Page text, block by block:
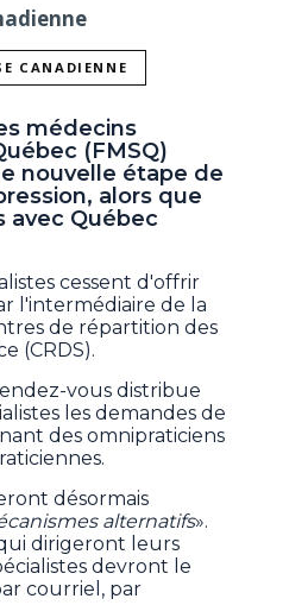
CANADIENNE
médecins
(FMSQ)
nouvelle étape de
alors que
avec Québec
cessent d'offrir
l'intermédiaire de la
de répartition des
(CRDS).
vous distribue
les demandes de
des omnipraticiens
désormais
alternatifs».
dirigeront leurs
devront le
courriel, par